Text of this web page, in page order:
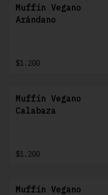
Muffin Vegano
Arándano
$1.200
Muffin Vegano
Calabaza
$1.200
Muffin Vegano